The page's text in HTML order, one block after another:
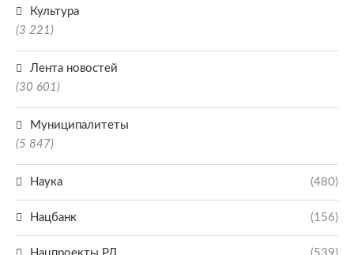
Культура
(3 221)
Лента новостей
(30 601)
Муниципалитеты
(5 847)
Наука (480)
Нацбанк (156)